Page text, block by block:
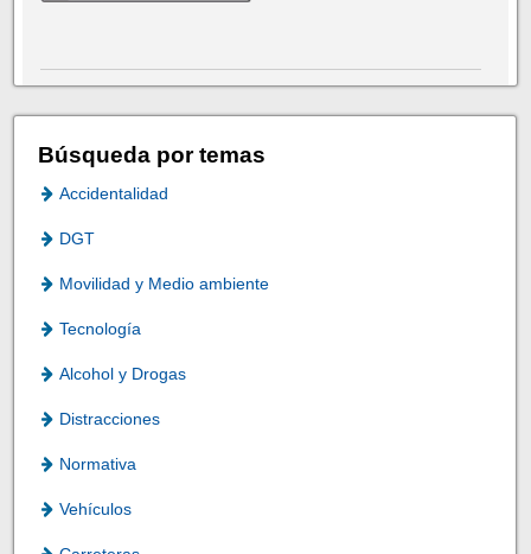
Búsqueda por temas
Accidentalidad
DGT
Movilidad y Medio ambiente
Tecnología
Alcohol y Drogas
Distracciones
Normativa
Vehículos